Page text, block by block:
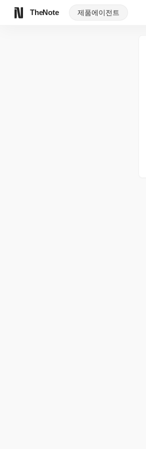
TheNote 제품에이전트